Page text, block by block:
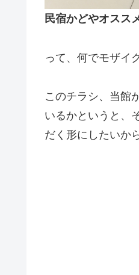
民宿かどやオスス
って、何でモザイ
このチラシ、当館
いるかというと、
だく形にしたいか